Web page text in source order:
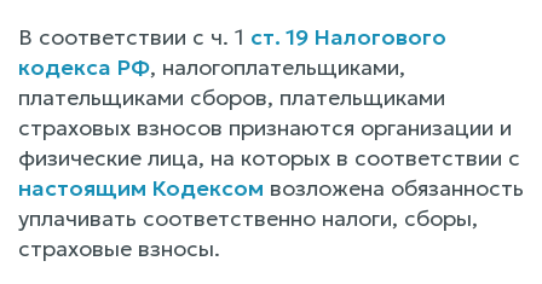
В соответствии с ч. 1 ст. 19 Налогового
кодекса РФ, налогоплательщиками,
плательщиками сборов, плательщиками
страховых взносов признаются организации и
физические лица, на которых в соответствии с
настоящим Кодексом возложена обязанность
уплачивать соответственно налоги, сборы,
страховые взносы.